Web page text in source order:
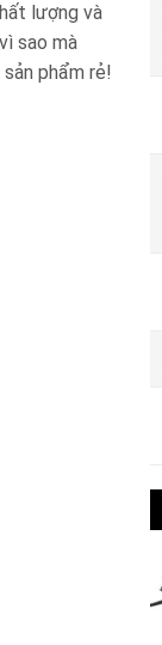
lượng và
sao mà
phẩm rẻ!